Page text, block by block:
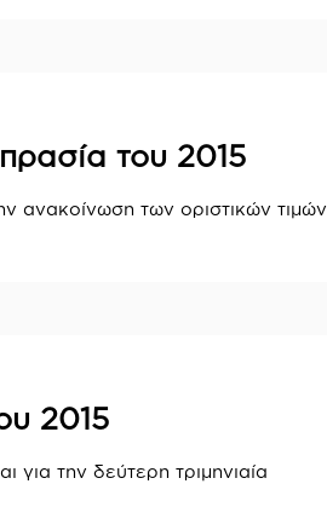
του 2015
των οριστικών τιμών
2015
την δεύτερη τριμηνιαία